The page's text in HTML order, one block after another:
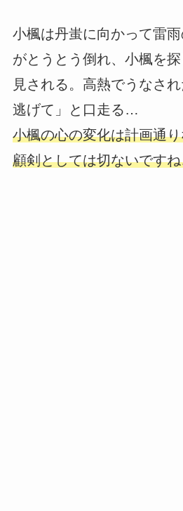
小楓は丹蚩に向かって雷
がとうとう倒れ、小楓を
見される。高熱でうなされ
逃げて」と口走る…
小楓の心の変化は計画通
顧剣としては切ないです